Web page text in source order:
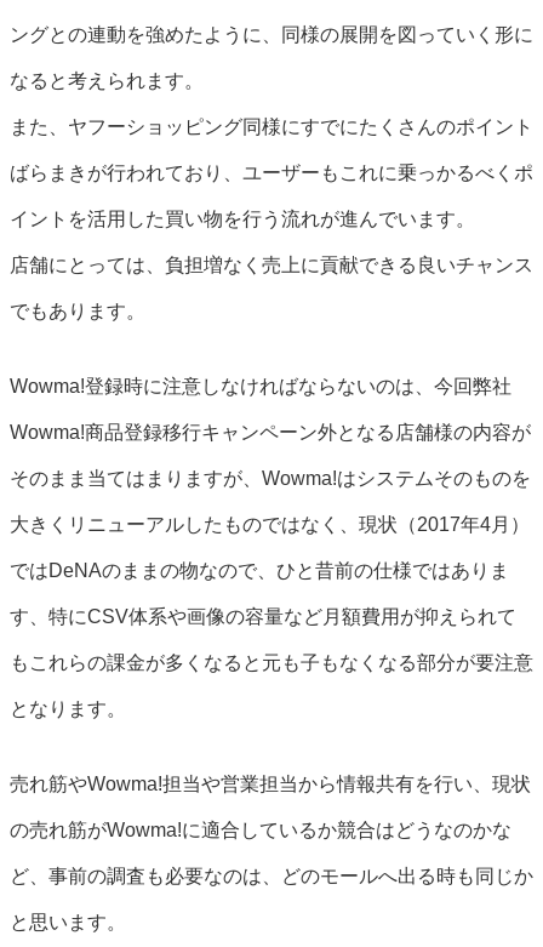
ングとの連動を強めたように、同様の展開を図っていく形に
なると考えられます。
また、ヤフーショッピング同様にすでにたくさんのポイント
ばらまきが行われており、ユーザーもこれに乗っかるべくポ
イントを活用した買い物を行う流れが進んでいます。
店舗にとっては、負担増なく売上に貢献できる良いチャンス
でもあります。
Wowma!登録時に注意しなければならないのは、今回弊社
Wowma!商品登録移行キャンペーン外となる店舗様の内容が
そのまま当てはまりますが、Wowma!はシステムそのものを
大きくリニューアルしたものではなく、現状（2017年4月）
ではDeNAのままの物なので、ひと昔前の仕様ではありま
す、特にCSV体系や画像の容量など月額費用が抑えられて
もこれらの課金が多くなると元も子もなくなる部分が要注意
となります。
売れ筋やWowma!担当や営業担当から情報共有を行い、現状
の売れ筋がWowma!に適合しているか競合はどうなのかな
ど、事前の調査も必要なのは、どのモールへ出る時も同じか
と思います。